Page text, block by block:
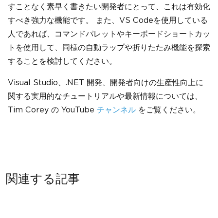
すことなく素早く書きたい開発者にとって、これは有効化
すべき強力な機能です。 また、VS Codeを使用している
人であれば、コマンドパレットやキーボードショートカッ
トを使用して、同様の自動ラップや折りたたみ機能を探索
することを検討してください。
Visual Studio、.NET 開発、開発者向けの生産性向上に
関する実用的なチュートリアルや最新情報については、
Tim Corey の YouTube チャンネル をご覧ください。
関連する記事